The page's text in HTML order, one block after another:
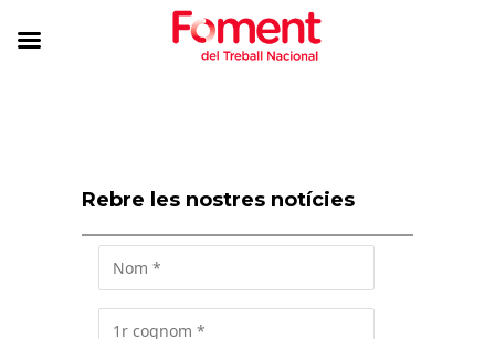
Rebre les nostres notícies